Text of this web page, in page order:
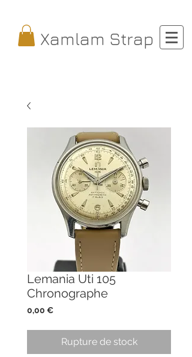
Xamlam Strap
Lemania Uti 105
Chronographe
0,00 €Prix
Rupture de stock